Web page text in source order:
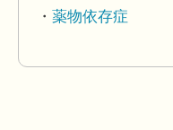
薬物依存症